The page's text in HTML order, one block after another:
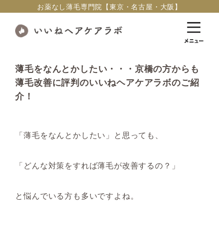
お薬なし薄毛専門院【東京・名古屋・大阪】
薄毛をなんとかしたい・・・京橋の方からも
薄毛改善に評判のいいねヘアケアラボのご紹
介！
「薄毛をなんとかしたい」と思っても、
「どんな対策をすれば薄毛が改善するの？」
と悩んでいる方も多いですよね。